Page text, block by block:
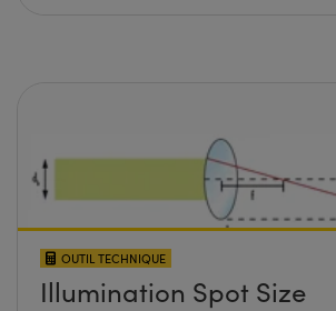
OUTIL TECHNIQUE
Illumination Spot Size